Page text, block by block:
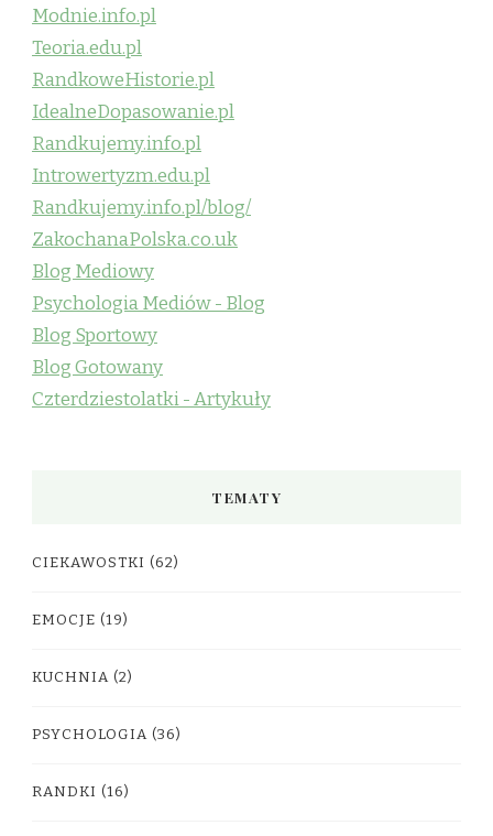
Modnie.info.pl
Teoria.edu.pl
RandkoweHistorie.pl
IdealneDopasowanie.pl
Randkujemy.info.pl
Introwertyzm.edu.pl
Randkujemy.info.pl/blog/
ZakochanaPolska.co.uk
Blog Mediowy
Psychologia Mediów - Blog
Blog Sportowy
Blog Gotowany
Czterdziestolatki - Artykuły
TEMATY
CIEKAWOSTKI (62)
EMOCJE (19)
KUCHNIA (2)
PSYCHOLOGIA (36)
RANDKI (16)